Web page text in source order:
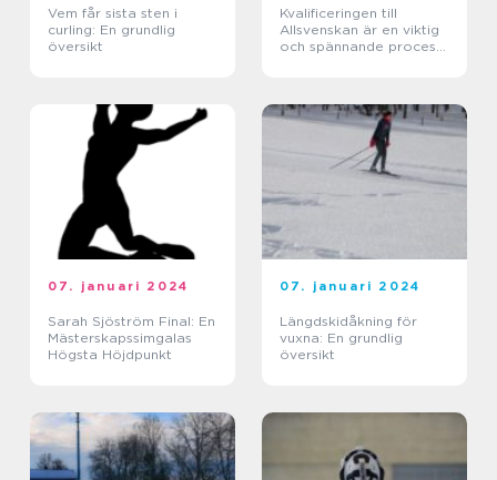
Vem får sista sten i
curling: En grundlig
översikt
Kvalificeringen till
Allsvenskan är en viktig
och spännande process
07. januari 2024
Sarah Sjöström Final: En
Mästerskapssimgalas
Högsta Höjdpunkt
07. januari 2024
Längdskidåkning för
vuxna: En grundlig
översikt